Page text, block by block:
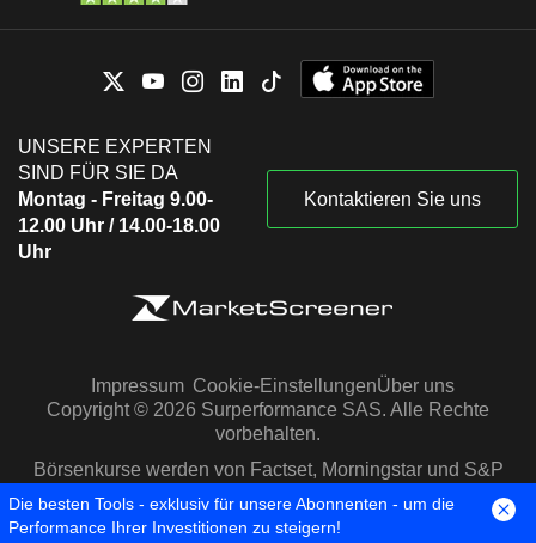
UNSERE EXPERTEN
SIND FÜR SIE DA
Montag - Freitag 9.00-
12.00 Uhr / 14.00-18.00
Uhr
Kontaktieren Sie uns
Impressum Cookie-EinstellungenÜber uns
Copyright © 2026 Surperformance SAS. Alle Rechte
vorbehalten.
Börsenkurse werden von Factset, Morningstar und S&P
Capital IQ zur Verfügung gestellt
Die besten Tools - exklusiv für unsere Abonnenten - um die
Performance Ihrer Investitionen zu steigern!